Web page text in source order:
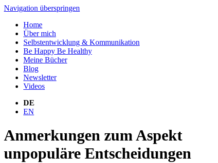
Navigation überspringen
Home
Über mich
Selbstentwicklung & Kommunikation
Be Happy Be Healthy
Meine Bücher
Blog
Newsletter
Videos
DE
EN
Anmerkungen zum Aspekt
unpopuläre Entscheidungen